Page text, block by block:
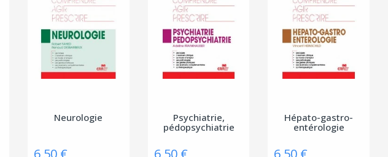
Neurologie
6,50 €
Psychiatrie,
pédopsychiatrie
6,50 €
Hépato-gastro-
entérologie
6,50 €